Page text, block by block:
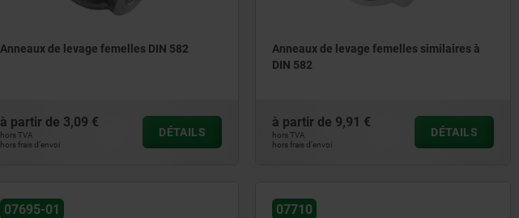
Anneaux de levage femelles DIN 582
à partir de 3,09 €
hors TVA
hors frais d’envoi
DÉTAILS
Anneaux de levage femelles similaires à
DIN 582
à partir de 9,91 €
hors TVA
hors frais d’envoi
DÉTAILS
07695-01 07710